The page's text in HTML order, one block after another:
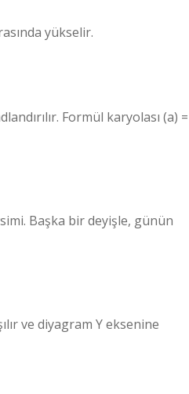
yükselir.
Formül karyolası (a) =
Başka bir deyişle, günün
ve diyagram Y eksenine